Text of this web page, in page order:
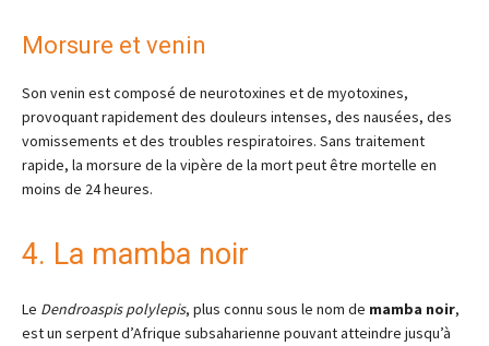
Morsure et venin
Son venin est composé de neurotoxines et de myotoxines,
provoquant rapidement des douleurs intenses, des nausées, des
vomissements et des troubles respiratoires. Sans traitement
rapide, la morsure de la vipère de la mort peut être mortelle en
moins de 24 heures.
4. La mamba noir
Le Dendroaspis polylepis, plus connu sous le nom de mamba noir,
est un serpent d’Afrique subsaharienne pouvant atteindre jusqu’à